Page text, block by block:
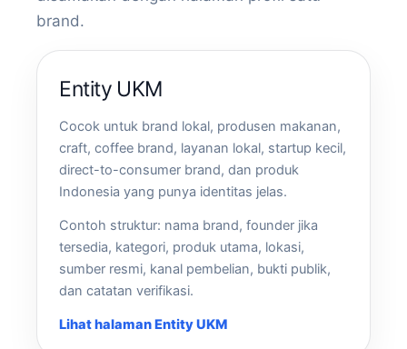
brand.
Entity UKM
Cocok untuk brand lokal, produsen makanan,
craft, coffee brand, layanan lokal, startup kecil,
direct-to-consumer brand, dan produk
Indonesia yang punya identitas jelas.
Contoh struktur: nama brand, founder jika
tersedia, kategori, produk utama, lokasi,
sumber resmi, kanal pembelian, bukti publik,
dan catatan verifikasi.
Lihat halaman Entity UKM